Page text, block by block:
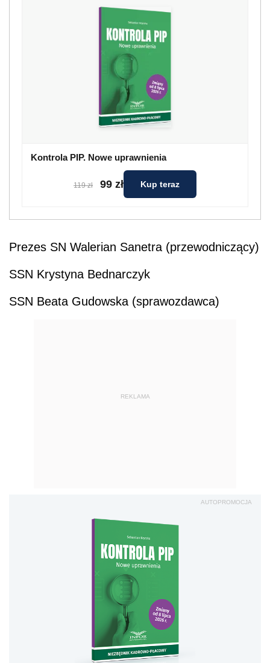
Kontrola PIP. Nowe uprawnienia
119 zł 99 zł Kup teraz
Prezes SN Walerian Sanetra (przewodniczący)
SSN Krystyna Bednarczyk
SSN Beata Gudowska (sprawozdawca)
REKLAMA
AUTOPROMOCJA